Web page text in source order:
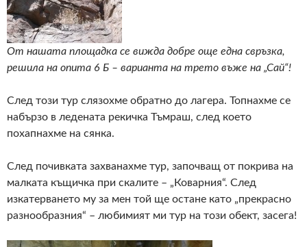
От нашата площадка се вижда добре още една свръзка,
решила на опита 6 Б – варианта на трето въже на „Сай“!
След този тур слязохме обратно до лагера. Топнахме се
набързо в ледената рекичка Тъмраш, след което
похапнахме на сянка.
След почивката захванахме тур, започващ от покрива на
малката къщичка при скалите – „Коварния“. След
изкатерването му за мен той ще остане като „прекрасно
разнообразния“ – любимият ми тур на този обект, засега!